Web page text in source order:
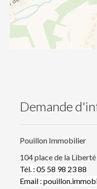
Demande
Pouillon Immobilier
104 place de la
Tél. : 05 58 98 23 88
Email :